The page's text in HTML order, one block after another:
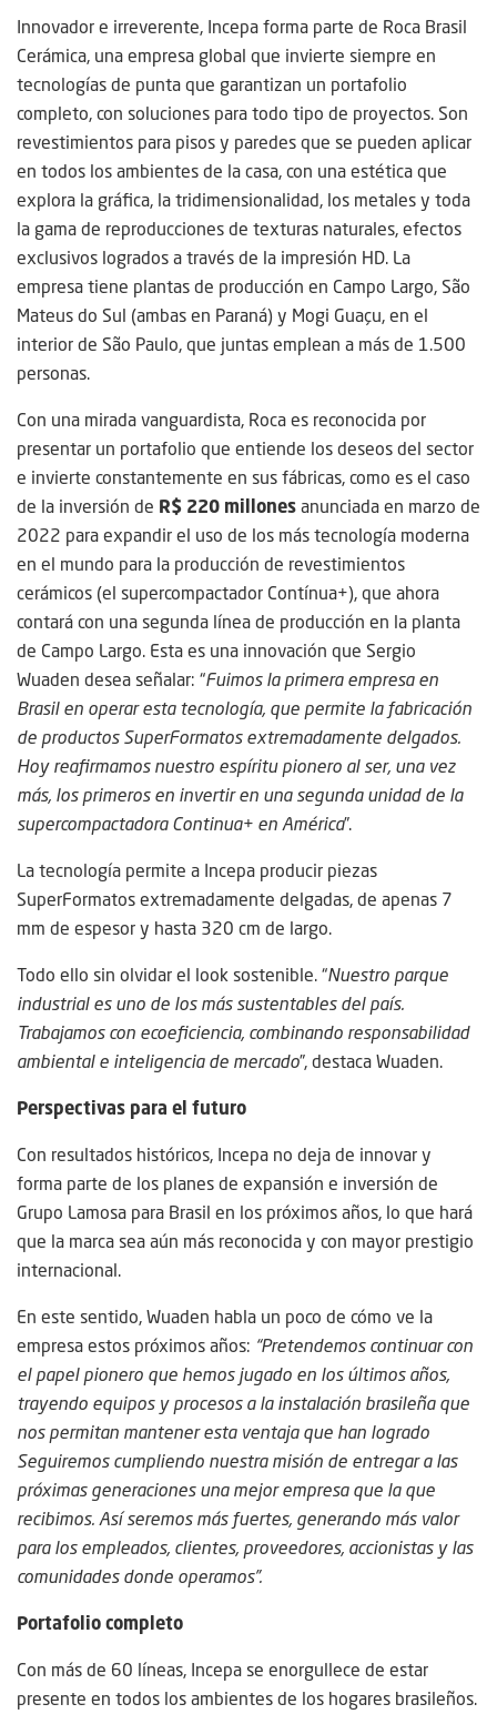
Innovador e irreverente, Incepa forma parte de Roca Brasil
Cerámica, una empresa global que invierte siempre en
tecnologías de punta que garantizan un portafolio
completo, con soluciones para todo tipo de proyectos. Son
revestimientos para pisos y paredes que se pueden aplicar
en todos los ambientes de la casa, con una estética que
explora la gráfica, la tridimensionalidad, los metales y toda
la gama de reproducciones de texturas naturales, efectos
exclusivos logrados a través de la impresión HD. La
empresa tiene plantas de producción en Campo Largo, São
Mateus do Sul (ambas en Paraná) y Mogi Guaçu, en el
interior de São Paulo, que juntas emplean a más de 1.500
personas.
Con una mirada vanguardista, Roca es reconocida por
presentar un portafolio que entiende los deseos del sector
e invierte constantemente en sus fábricas, como es el caso
de la inversión de R$ 220 millonesanunciada en marzo de
2022 para expandir el uso de los más tecnología moderna
en el mundo para la producción de revestimientos
cerámicos (el supercompactador Contínua+), que ahora
contará con una segunda línea de producción en la planta
de Campo Largo. Esta es una innovación que Sergio
Wuaden desea señalar: “Fuimos la primera empresa en
Brasil en operar esta tecnología, que permite la fabricación
de productos SuperFormatos extremadamente delgados.
Hoy reafirmamos nuestro espíritu pionero al ser, una vez
más, los primeros en invertir en una segunda unidad de la
supercompactadora Continua+ en América”.
La tecnología permite a Incepa producir piezas
SuperFormatos extremadamente delgadas, de apenas 7
mm de espesor y hasta 320 cm de largo.
Todo ello sin olvidar el look sostenible. “Nuestro parque
industrial es uno de los más sustentables del país.
Trabajamos con ecoeficiencia, combinando responsabilidad
ambiental e inteligencia de mercado”, destaca Wuaden.
Perspectivas para el futuro
Con resultados históricos, Incepa no deja de innovar y
forma parte de los planes de expansión e inversión de
Grupo Lamosa para Brasil en los próximos años, lo que hará
que la marca sea aún más reconocida y con mayor prestigio
internacional.
En este sentido, Wuaden habla un poco de cómo ve la
empresa estos próximos años: “Pretendemos continuar con
el papel pionero que hemos jugado en los últimos años,
trayendo equipos y procesos a la instalación brasileña que
nos permitan mantener esta ventaja que han logrado
Seguiremos cumpliendo nuestra misión de entregar a las
próximas generaciones una mejor empresa que la que
recibimos. Así seremos más fuertes, generando más valor
para los empleados, clientes, proveedores, accionistas y las
comunidades donde operamos”.
Portafolio completo
Con más de 60 líneas, Incepa se enorgullece de estar
presente en todos los ambientes de los hogares brasileños.